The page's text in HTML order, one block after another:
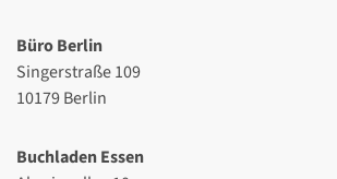
Büro Berlin
Singerstraße 109
10179 Berlin
Buchladen Essen